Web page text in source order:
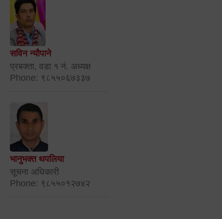
सविन न्यौपाने
प्रबक्ता, वडा १ नं. अध्यक्ष
Phone: ९८५५०६७३३७
भानुभक्त थपलिया
सूचना अधिकारी
Phone: ९८५५०१२७४२